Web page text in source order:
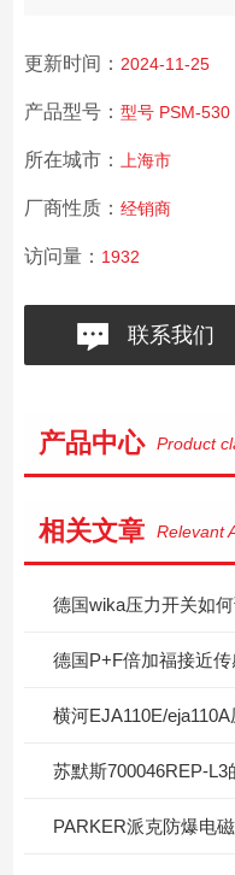
更新时间： 2024-11-25
产品型号： 型号 PSM-530
所在城市： 上海市
厂商性质： 经销商
访问量： 1932
联系我们
产品中心 Product
相关文章 Relevant
德国wika压力开关如
德国P+F倍加福接近
横河EJA110E/
苏默斯700046REP-L3
PARKER派克防爆电